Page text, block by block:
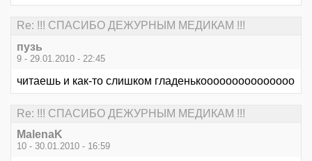
Re: !!! СПАСИБО ДЕЖУРНЫМ МЕДИКАМ !!!
пузь
9 - 29.01.2010 - 22:45
читаешь и как-то слишком гладенькооооооооооооооо
Re: !!! СПАСИБО ДЕЖУРНЫМ МЕДИКАМ !!!
MalenaK
10 - 30.01.2010 - 16:59